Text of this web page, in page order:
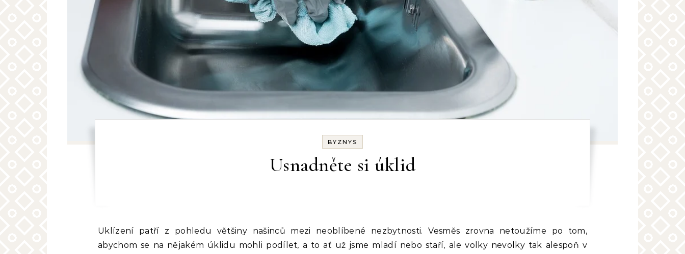
BYZNYS
Usnadněte si úklid
Uklízení patří z pohledu většiny našinců mezi neoblíbené nezbytnosti. Vesměs zrovna netoužíme po tom,
abychom se na nějakém úklidu mohli podílet, a to ať už jsme mladí nebo staří, ale volky nevolky tak alespoň v